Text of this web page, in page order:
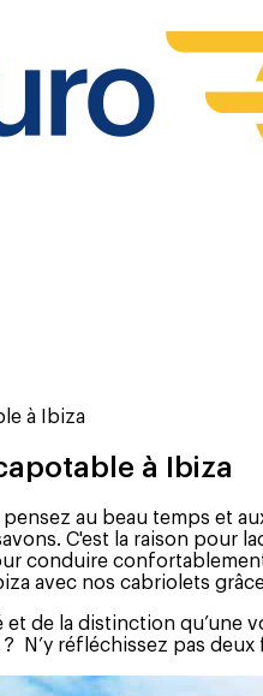
à Ibiza
à Ibiza
au beau temps et
C'est la raison
conduire confortablement
avec nos cabriolets
et de la distinction
N’y réfléchissez pas